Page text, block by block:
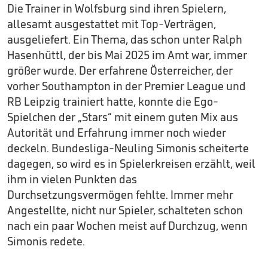
Die Trainer in Wolfsburg sind ihren Spielern,
allesamt ausgestattet mit Top-Verträgen,
ausgeliefert. Ein Thema, das schon unter Ralph
Hasenhüttl, der bis Mai 2025 im Amt war, immer
größer wurde. Der erfahrene Österreicher, der
vorher Southampton in der Premier League und
RB Leipzig trainiert hatte, konnte die Ego-
Spielchen der „Stars“ mit einem guten Mix aus
Autorität und Erfahrung immer noch wieder
deckeln. Bundesliga-Neuling Simonis scheiterte
dagegen, so wird es in Spielerkreisen erzählt, weil
ihm in vielen Punkten das
Durchsetzungsvermögen fehlte. Immer mehr
Angestellte, nicht nur Spieler, schalteten schon
nach ein paar Wochen meist auf Durchzug, wenn
Simonis redete.